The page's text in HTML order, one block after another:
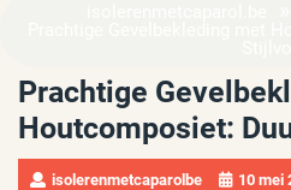
Prachtige
Houtcomposiet:
isolerenmetcaparolbe 10 mei